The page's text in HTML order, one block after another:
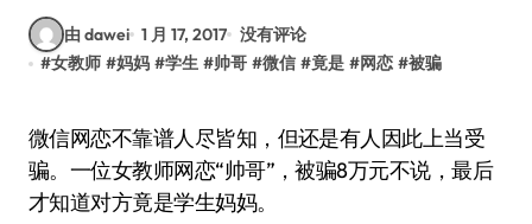
由 dawei 1 月 17, 2017 没有评论
#女教师 #妈妈 #学生 #帅哥 #微信 #竟是 #网恋 #被骗
微信网恋不靠谱人尽皆知，但还是有人因此上当受
骗。一位女教师网恋“帅哥”，被骗8万元不说，最后
才知道对方竟是学生妈妈。